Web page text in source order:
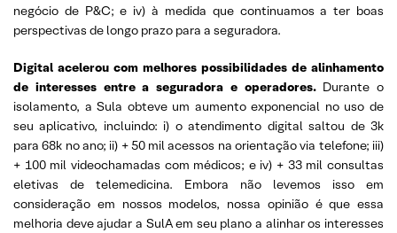
negócio de P&C; e iv) à medida que continuamos a ter boas
perspectivas de longo prazo para a seguradora.
Digital acelerou com melhores possibilidades de alinhamento
de interesses entre a seguradora e operadores.Durante o
isolamento, a Sula obteve um aumento exponencial no uso de
seu aplicativo, incluindo: i) o atendimento digital saltou de 3k
para 68k no ano; ii) + 50 mil acessos na orientação via telefone; iii)
+ 100 mil videochamadas com médicos; e iv) + 33 mil consultas
eletivas de telemedicina. Embora não levemos isso em
consideração em nossos modelos, nossa opinião é que essa
melhoria deve ajudar a SulA em seu plano a alinhar os interesses